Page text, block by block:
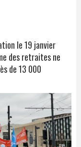
le 19 janvier
des retraites ne
de 13 000